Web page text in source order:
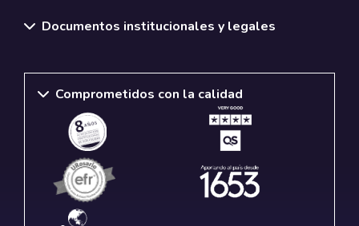
Documentos institucionales y legales
Comprometidos con la calidad